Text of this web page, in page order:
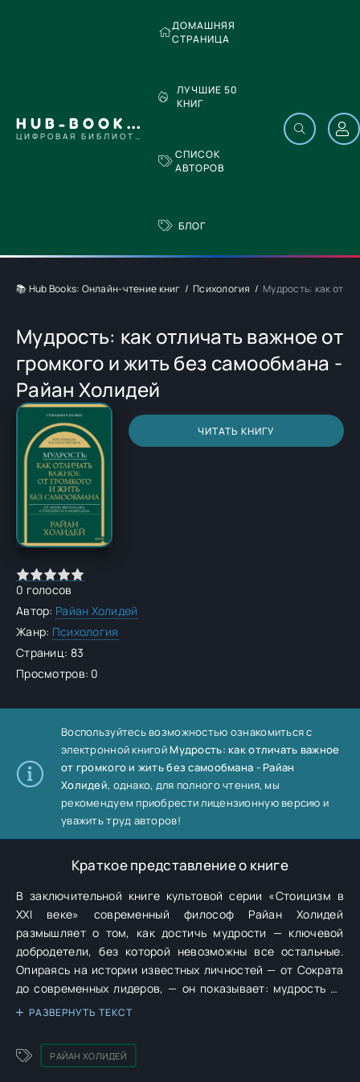
HUB-BOOKS.COM
ЦИФРОВАЯ БИБЛИОТЕКА
ДОМАШНЯЯ
СТРАНИЦА
ЛУЧШИЕ 50
КНИГ
СПИСОК
АВТОРОВ
БЛОГ
📚 Hub Books: Онлайн-чтение книг Психология Мудрость: как
Мудрость: как отличать важное от
громкого и жить без самообмана -
Райан Холидей
ЧИТАТЬ КНИГУ
0 голосов
Автор: Райан Холидей
Жанр: Психология
Страниц: 83
Просмотров: 0
Воспользуйтесь возможностью ознакомиться с
электронной книгой Мудрость: как отличать важное
от громкого и жить без самообмана - Райан
Холидей, однако, для полного чтения, мы
рекомендуем приобрести лицензионную версию и
уважить труд авторов!
Краткое представление о книге
В заключительной книге культовой серии «Стоицизм в
XXI веке» современный философ Райан Холидей
размышляет о том, как достичь мудрости — ключевой
добродетели, без которой невозможны все остальные.
Опираясь на истории известных личностей — от Сократа
до современных лидеров, — он показывает: мудрость не
дается от рождения и не приходит с возрастом, это навык,
над собой. Вы узнаете, как отличать важное от
информационного шума, научитесь избегать ловушек
РАЗВЕРНУТЬ ТЕКСТ
РАЙАН ХОЛИДЕЙ